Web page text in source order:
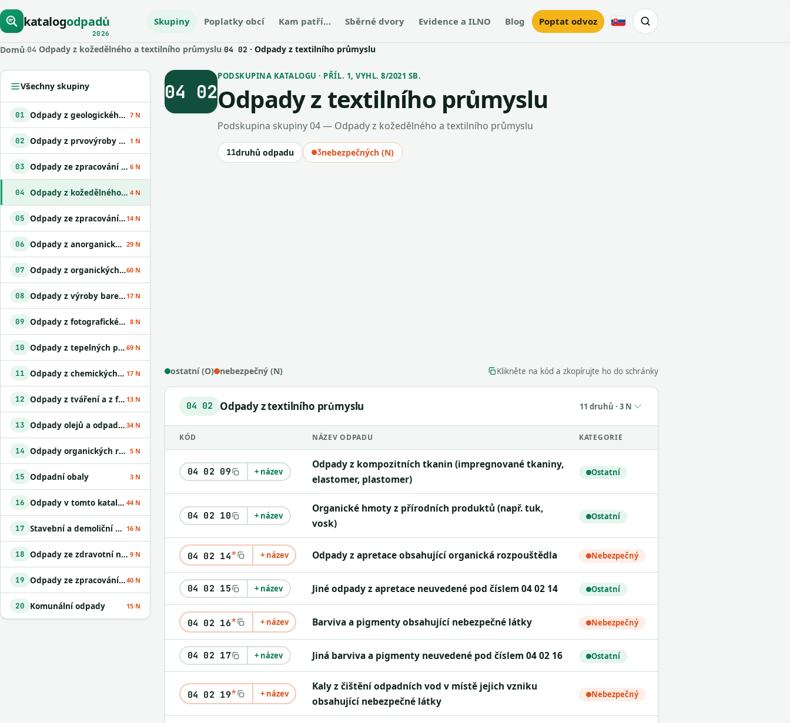
katalogodpadů
2026
Skupiny Poplatky obcí Kam patří… Sběrné dvory Evidence a ILNO Blog Poptat odvoz Slovensky
Domů›04 Odpady z kožedělného a textilního průmyslu›04 02 · Odpady z textilního průmyslu
Všechny skupiny
01 Odpady z geologického průzkumu 7 N
02 Odpady z prvovýroby v zemědělství 1 N
03 Odpady ze zpracování dřeva a výroby desek 6 N
04 Odpady z kožedělného a textilního průmyslu 4 N
05 Odpady ze zpracování ropy 14 N
06 Odpady z anorganických chemických procesů 29 N
07 Odpady z organických chemických procesů60 N
08 Odpady z výroby barev, laků a lepidel 17 N
09 Odpady z fotografického průmyslu 8 N
10 Odpady z tepelných procesů 69 N
11 Odpady z chemických povrchových úprav 17 N
12 Odpady z tváření a z fyzikální a mechanické úpravy povrchu kovů a plastů 13 N
13 Odpady olejů a odpady kapalných paliv 34 N
14 Odpady organických rozpouštědel 5 N
15 Odpadní obaly 3 N
16 Odpady v tomto katalogu jinak neurčené 44 N
17 Stavební a demoliční odpady 16 N
18 Odpady ze zdravotní nebo veterinární péče a /nebo z výzkumu s nimi souvisejícího 9 N
19 Odpady ze zpracování odpadu a z ČOV40 N
20 Komunální odpady 15 N
04 02
PODSKUPINA KATALOGU · PŘÍL. 1, VYHL. 8/2021 SB.
Odpady z textilního průmyslu
Podskupina skupiny 04 — Odpady z kožedělného a textilního průmyslu
11druhů odpadu 3nebezpečných (N)
ostatní (O) nebezpečný (N) Klikněte na kód a zkopírujte ho do schránky
04 02 Odpady z textilního průmyslu 11 druhů · 3 N
KÓD NÁZEV ODPADU KATEGORIE
04 02 09 + název
Odpady z kompozitních tkanin (impregnované tkaniny,
elastomer, plastomer)
Ostatní
04 02 10 + název
Organické hmoty z přírodních produktů (např. tuk,
vosk)
Ostatní
04 02 14* + název Odpady z apretace obsahující organická rozpouštědla Nebezpečný
04 02 15 + název Jiné odpady z apretace neuvedené pod číslem 04 02 14 Ostatní
04 02 16* + název Barviva a pigmenty obsahující nebezpečné látky Nebezpečný
04 02 17 + název Jiná barviva a pigmenty neuvedené pod číslem 04 02 16 Ostatní
04 02 19* + název
Kaly z čištění odpadních vod v místě jejich vzniku
obsahující nebezpečné látky
Nebezpečný